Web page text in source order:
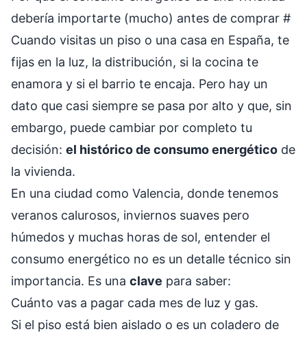
debería importarte (mucho) antes de comprar #
Cuando visitas un piso o una casa en España, te
fijas en la luz, la distribución, si la cocina te
enamora y si el barrio te encaja. Pero hay un
dato que casi siempre se pasa por alto y que, sin
embargo, puede cambiar por completo tu
decisión: el histórico de consumo energético de
la vivienda.
En una ciudad como Valencia, donde tenemos
veranos calurosos, inviernos suaves pero
húmedos y muchas horas de sol, entender el
consumo energético no es un detalle técnico sin
importancia. Es una clave para saber:
Cuánto vas a pagar cada mes de luz y gas.
Si el piso está bien aislado o es un coladero de